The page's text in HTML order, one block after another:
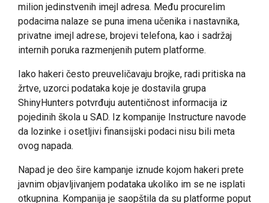
milion jedinstvenih imejl adresa. Među procurelim
podacima nalaze se puna imena učenika i nastavnika,
privatne imejl adrese, brojevi telefona, kao i sadržaj
internih poruka razmenjenih putem platforme.
Iako hakeri često preuveličavaju brojke, radi pritiska na
žrtve, uzorci podataka koje je dostavila grupa
ShinyHunters potvrđuju autentičnost informacija iz
pojedinih škola u SAD. Iz kompanije Instructure navode
da lozinke i osetljivi finansijski podaci nisu bili meta
ovog napada.
Napad je deo šire kampanje iznude kojom hakeri prete
javnim objavljivanjem podataka ukoliko im se ne isplati
otkupnina. Kompanija je saopštila da su platforme poput